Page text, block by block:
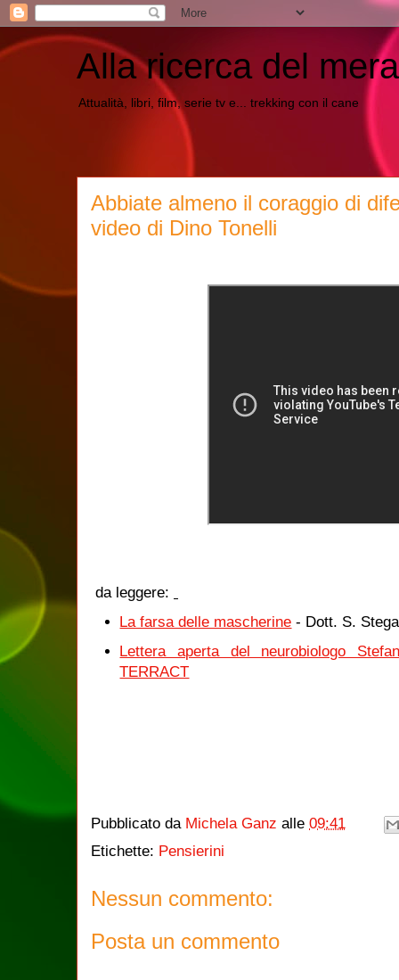
Alla ricerca del
Attualità, libri, film, serie tv e... trekking con il cane
Abbiate almeno il coraggio di
video di Dino Tonelli
da leggere:
La farsa delle mascherine - Dott. S.
Lettera aperta del neurobiologo
TERRACT
Pubblicato da Michela Ganz alle 09:41
Etichette: Pensierini
Nessun commento:
Posta un commento